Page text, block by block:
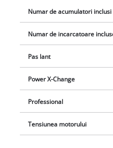
Numar de acumulatori
Numar de incarcatoare
Pas lant
Power X-Change
Professional
Tensiunea motorului